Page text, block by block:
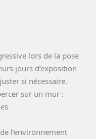
lors de la pose
jours d’exposition
si nécessaire.
sur un mur :
l’environnement